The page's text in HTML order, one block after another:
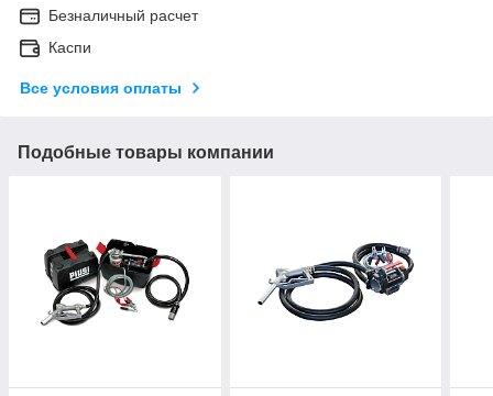
Безналичный расчет
Каспи
Все условия оплаты
Подобные товары компании